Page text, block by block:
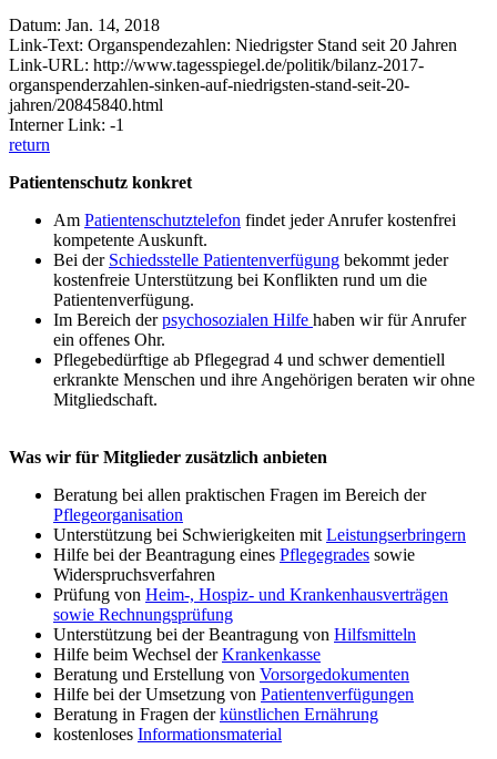
Datum: Jan. 14, 2018
Link-Text: Organspendezahlen: Niedrigster Stand seit 20 Jahren
Link-URL: http://www.tagesspiegel.de/politik/bilanz-2017-
organspenderzahlen-sinken-auf-niedrigsten-stand-seit-20-
jahren/20845840.html
Interner Link: -1
return
Patientenschutz konkret
Am Patientenschutztelefon findet jeder Anrufer kostenfrei
kompetente Auskunft.
Bei der Schiedsstelle Patientenverfügung bekommt jeder
kostenfreie Unterstützung bei Konflikten rund um die
Patientenverfügung.
Im Bereich derpsychosozialen Hilfe haben wir für Anrufer
ein offenes Ohr.
Pflegebedürftige ab Pflegegrad 4 und schwer dementiell
erkrankte Menschen und ihre Angehörigen beraten wir ohne
Mitgliedschaft.
Was wir für Mitglieder zusätzlich anbieten
Beratung bei allen praktischen Fragen im Bereich der
Pflegeorganisation
Unterstützung bei Schwierigkeiten mit Leistungserbringern
Hilfe bei der Beantragung eines Pflegegrades sowie
Widerspruchsverfahren
Prüfung von Heim-, Hospiz- und Krankenhausverträgen
sowie Rechnungsprüfung
Unterstützung bei der Beantragung von Hilfsmitteln
Hilfe beim Wechsel derKrankenkasse
Beratung und Erstellung von Vorsorgedokumenten
Hilfe bei der Umsetzung von Patientenverfügungen
Beratung in Fragen derkünstlichen Ernährung
kostenloses Informationsmaterial